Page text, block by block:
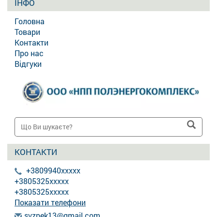
ІНФО
Головна
Товари
Контакти
Про нас
Відгуки
КОНТАКТИ
+3809940xxxxx
+3805325xxxxx
+3805325xxxxx
Показати телефони